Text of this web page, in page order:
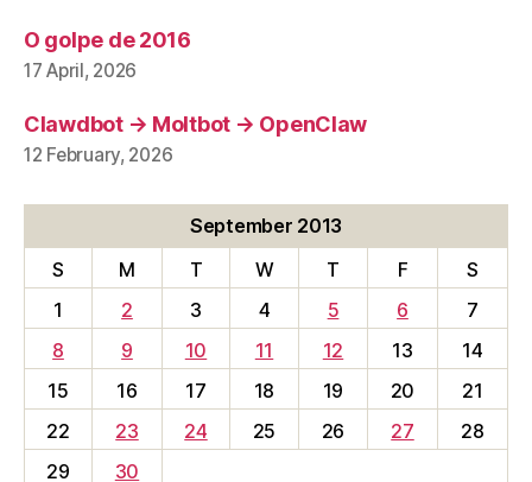
O golpe de 2016
17 April, 2026
Clawdbot → Moltbot → OpenClaw
12 February, 2026
September 2013
S
M T W T F
S
1
2 3 4 5 6
7
8
9 10 11 12 13
14
15
16 17 18 19 20
21
22
23 24 25 26 27
28
29
30